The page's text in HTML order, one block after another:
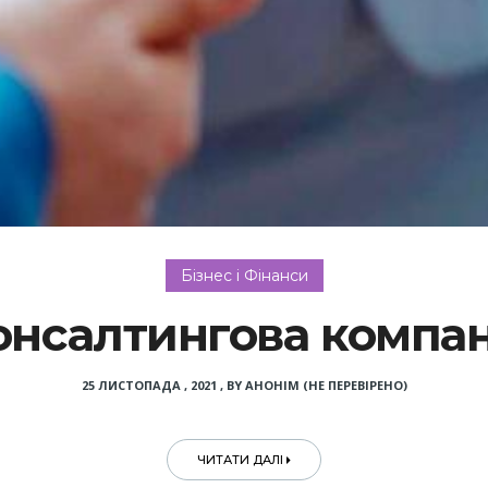
Бізнес і Фінанси
25 ЛИСТОПАДА , 2021 , BY АНОНІМ (НЕ ПЕРЕВІРЕНО)
ЧИТАТИ ДАЛІ